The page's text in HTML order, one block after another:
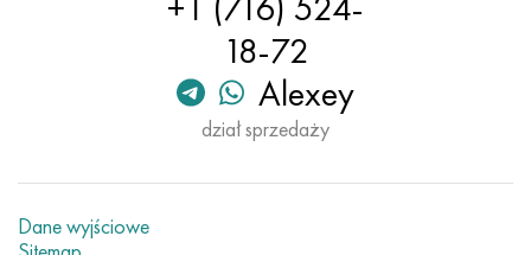
18-72
Alexey
dział sprzedaży
Dane wyjściowe